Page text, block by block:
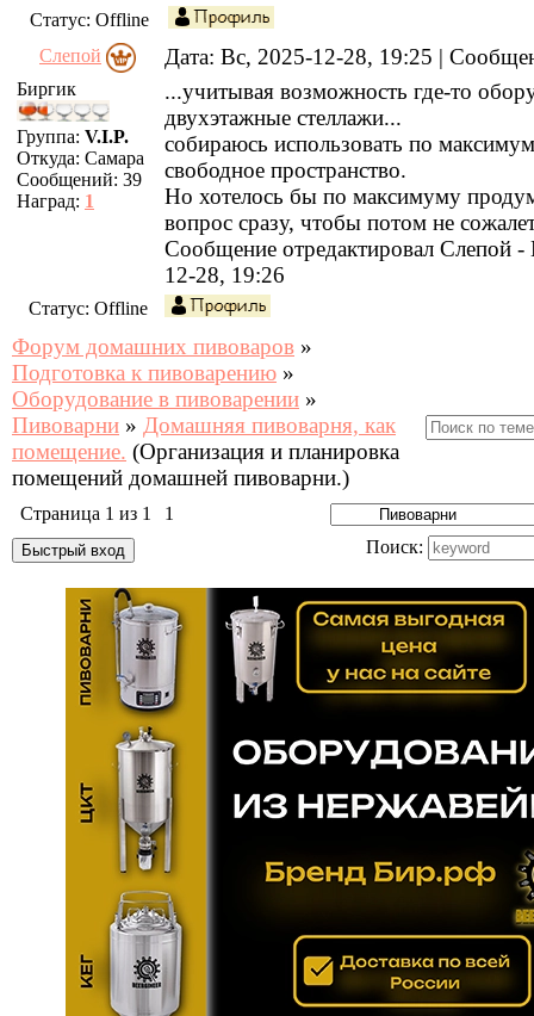
Статус: Offline
Слепой
Дата: Вс, 2025-12-28, 19:25 |
Биргик
Группа: V.I.P.
Откуда: Самара
Сообщений: 39
Наград: 1
...учитывая возможность где-то
двухэтажные стеллажи...
собираюсь использовать по
свободное пространство.
Но хотелось бы по максимуму
вопрос сразу, чтобы потом не
Сообщение отредактировал Слепой -
12-28, 19:26
Статус: Offline
Форум домашних пивоваров »
Подготовка к пивоварению »
Оборудование в пивоварении »
Пивоварни » Домашняя пивоварня, как
помещение. (Организация и планировка
помещений домашней пивоварни.)
Страница 1 из 1
1
Поиск: